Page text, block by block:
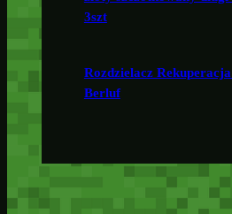
3szt
Rozdzielacz
Berluf